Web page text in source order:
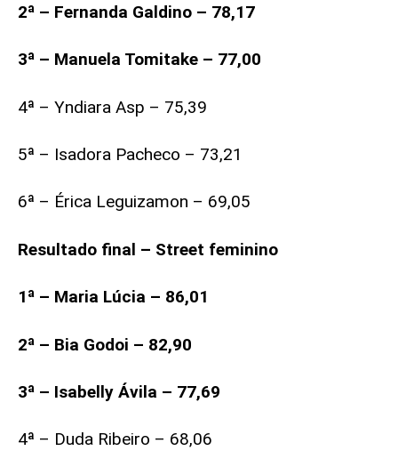
2ª – Fernanda Galdino – 78,17
3ª – Manuela Tomitake – 77,00
4ª – Yndiara Asp – 75,39
5ª – Isadora Pacheco – 73,21
6ª – Érica Leguizamon – 69,05
Resultado final – Street feminino
1ª – Maria Lúcia – 86,01
2ª – Bia Godoi – 82,90
3ª – Isabelly Ávila – 77,69
4ª – Duda Ribeiro – 68,06